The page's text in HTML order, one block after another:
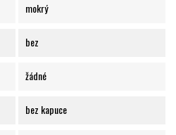
mokrý
bez
žádné
bez kapuce